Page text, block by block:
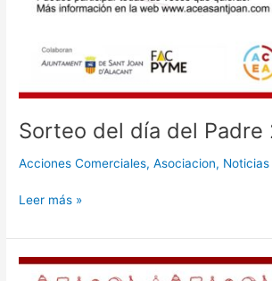
Sorteo del día del Padre
Acciones Comerciales,Asociacion, Noticias
Leer más »
Vuelve